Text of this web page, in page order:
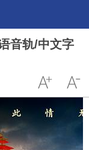
音轨/中文字